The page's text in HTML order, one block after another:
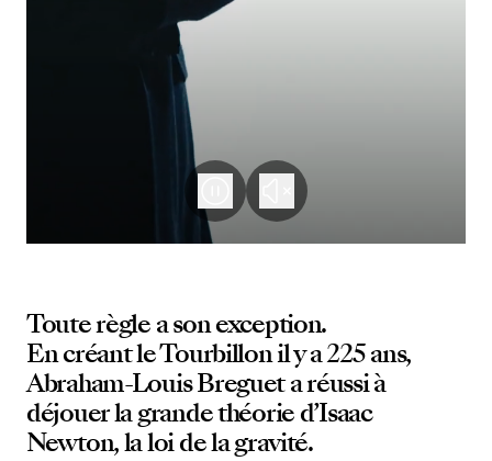
Toute règle a son exception.
En créant le Tourbillon il y a 225 ans,
Abraham-Louis Breguet a réussi à
déjouer la grande théorie d’Isaac
Newton, la loi de la gravité.